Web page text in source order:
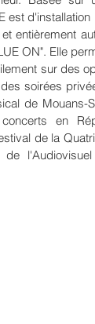
est
entièrement
ON". Elle
sur des
soirées
de
en
de la
de